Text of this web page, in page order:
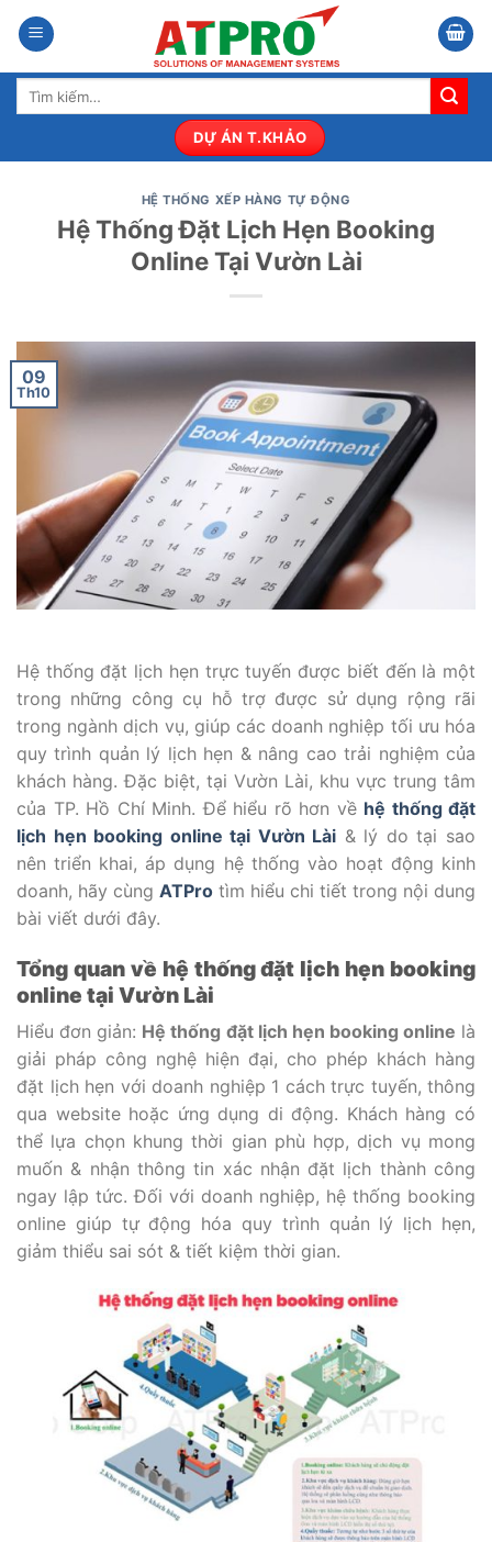
qua
nội
dung
Tìm
DỰ ÁN T.KHẢO
HỆ THỐNG XẾP HÀNG TỰ ĐỘNG
Hệ Thống Đặt Lịch Hẹn Booking
Online Tại Vườn Lài
09
Th10
Hệ thống đặt lịch hẹn trực tuyến được biết đến là một
trong những công cụ hỗ trợ được sử dụng rộng rãi
trong ngành dịch vụ, giúp các doanh nghiệp tối ưu hóa
quy trình quản lý lịch hẹn & nâng cao trải nghiệm của
khách hàng. Đặc biệt, tại Vườn Lài, khu vực trung tâm
của TP. Hồ Chí Minh. Để hiểu rõ hơn về hệ thống đặt
lịch hẹn booking online tại Vườn Lài & lý do tại sao
nên triển khai, áp dụng hệ thống vào hoạt động kinh
doanh, hãy cùng ATPro tìm hiểu chi tiết trong nội dung
bài viết dưới đây.
Tổng quan về hệ thống đặt lịch hẹn booking
online tại Vườn Lài
Hiểu đơn giản: Hệ thống đặt lịch hẹn booking online là
giải pháp công nghệ hiện đại, cho phép khách hàng
đặt lịch hẹn với doanh nghiệp 1 cách trực tuyến, thông
qua website hoặc ứng dụng di động. Khách hàng có
thể lựa chọn khung thời gian phù hợp, dịch vụ mong
muốn & nhận thông tin xác nhận đặt lịch thành công
ngay lập tức. Đối với doanh nghiệp, hệ thống booking
online giúp tự động hóa quy trình quản lý lịch hẹn,
giảm thiểu sai sót & tiết kiệm thời gian.